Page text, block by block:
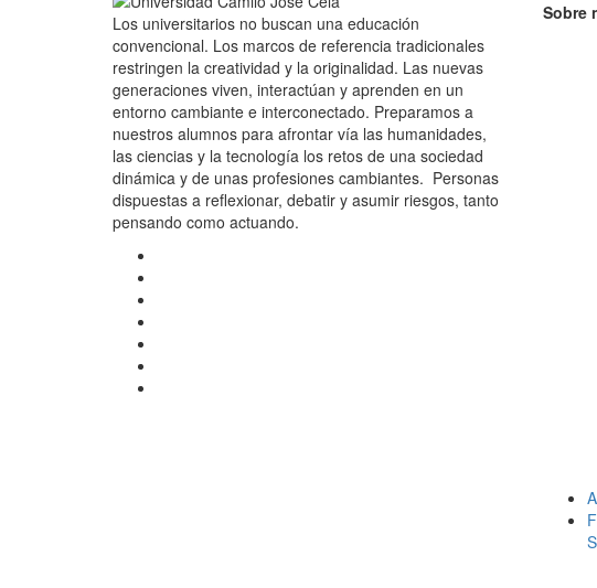
Los universitarios no buscan una educación
convencional. Los marcos de referencia tradicionales
restringen la creatividad y la originalidad. Las nuevas
generaciones viven, interactúan y aprenden en un
entorno cambiante e interconectado. Preparamos a
nuestros alumnos para afrontar vía las humanidades,
las ciencias y la tecnología los retos de una sociedad
dinámica y de unas profesiones cambiantes. Personas
dispuestas a reflexionar, debatir y asumir riesgos, tanto
pensando como actuando.
Sobre